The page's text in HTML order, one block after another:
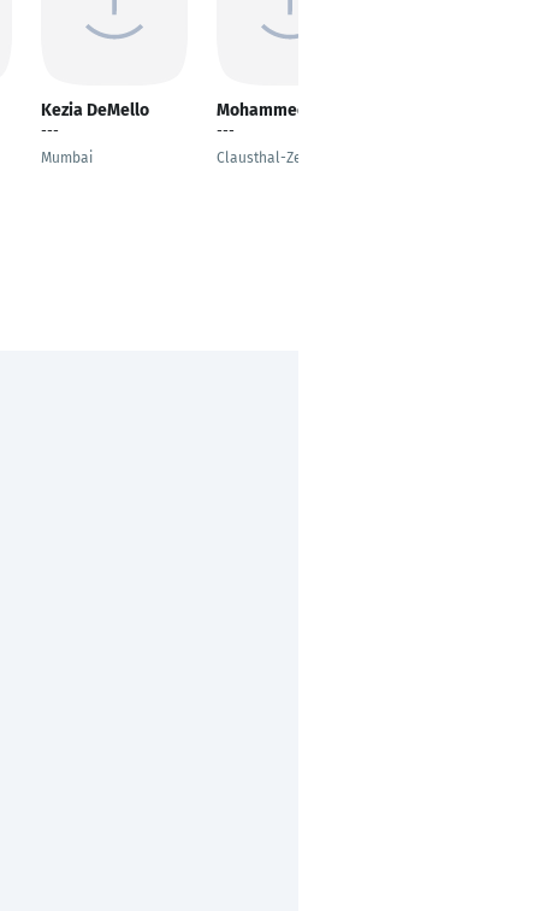
Kezia DeMello
---
Mumbai
Mohammed Imaad
---
Clausthal-Zellerfeld